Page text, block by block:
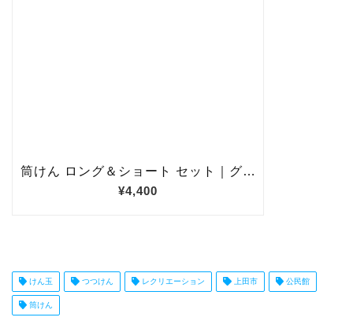
けん玉 つつけん レクリエーション 上田市 公民館
筒けん